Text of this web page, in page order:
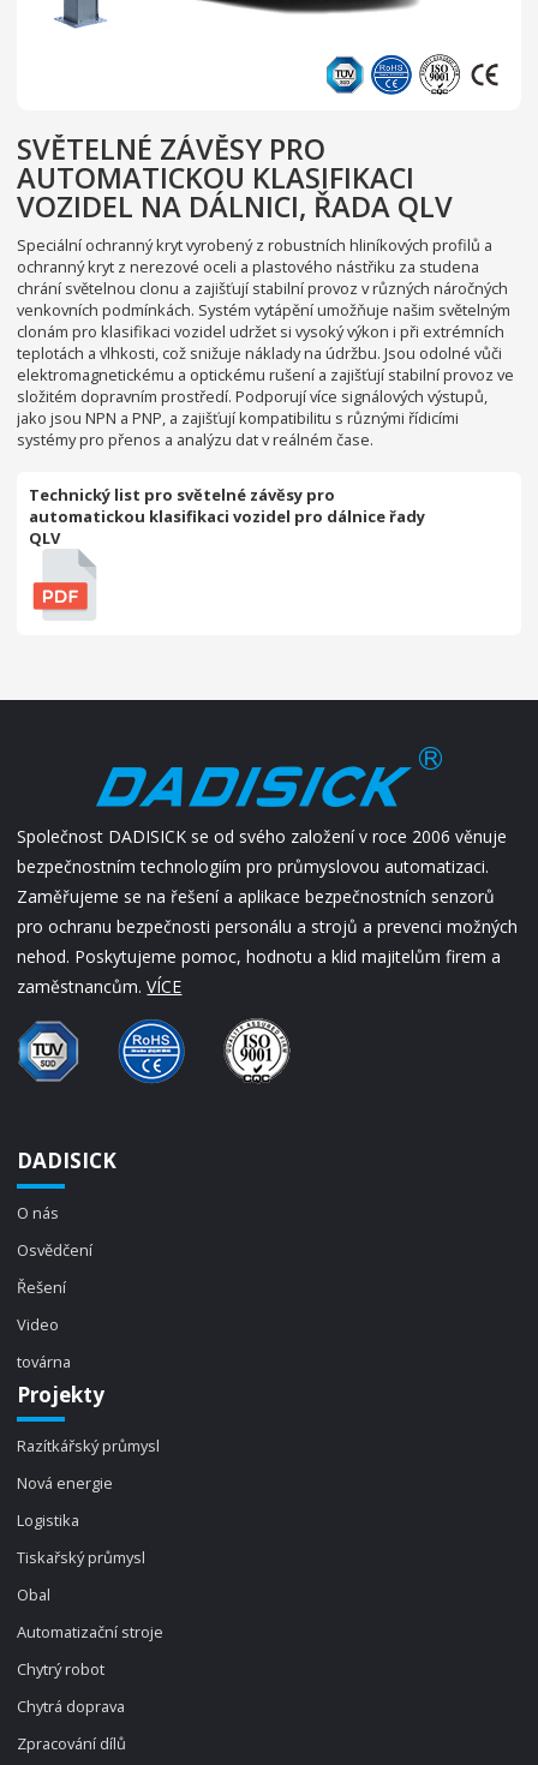
SVĚTELNÉ ZÁVĚSY PRO
AUTOMATICKOU KLASIFIKACI
VOZIDEL NA DÁLNICI, ŘADA QLV
Speciální ochranný kryt vyrobený z robustních hliníkových profilů a
ochranný kryt z nerezové oceli a plastového nástřiku za studena
chrání světelnou clonu a zajišťují stabilní provoz v různých náročných
venkovních podmínkách. Systém vytápění umožňuje našim světelným
clonám pro klasifikaci vozidel udržet si vysoký výkon i při extrémních
teplotách a vlhkosti, což snižuje náklady na údržbu. Jsou odolné vůči
elektromagnetickému a optickému rušení a zajišťují stabilní provoz ve
složitém dopravním prostředí. Podporují více signálových výstupů,
jako jsou NPN a PNP, a zajišťují kompatibilitu s různými řídicími
systémy pro přenos a analýzu dat v reálném čase.
Technický list pro světelné závěsy pro
automatickou klasifikaci vozidel pro dálnice řady
QLV
Společnost DADISICK se od svého založení v roce 2006 věnuje
bezpečnostním technologiím pro průmyslovou automatizaci.
Zaměřujeme se na řešení a aplikace bezpečnostních senzorů
pro ochranu bezpečnosti personálu a strojů a prevenci možných
nehod. Poskytujeme pomoc, hodnotu a klid majitelům firem a
zaměstnancům.VÍCE
DADISICK
O nás
Osvědčení
Řešení
Video
továrna
Projekty
Razítkářský průmysl
Nová energie
Logistika
Tiskařský průmysl
Obal
Automatizační stroje
Chytrý robot
Chytrá doprava
Zpracování dílů